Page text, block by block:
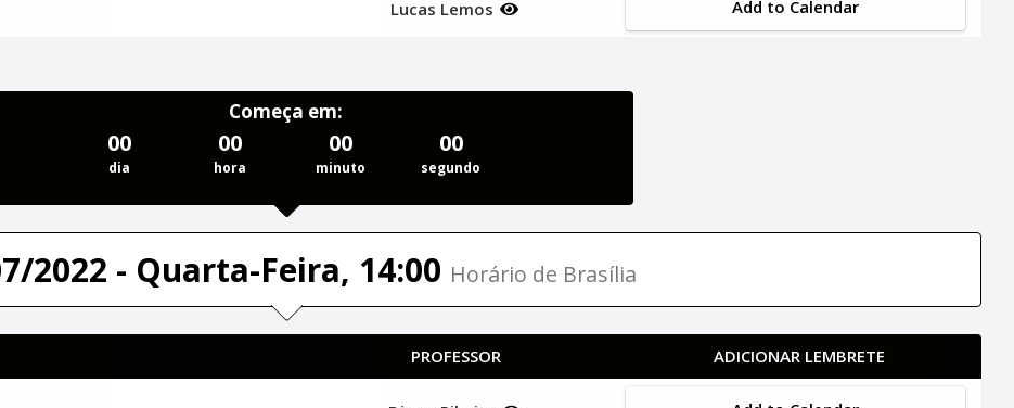
Lucas Lemos Add to Calendar
Começa em:
00
dia
00
hora
00
minuto
00
segundo
2022 - Quarta-Feira, 14:00 Horário de Brasília
PROFESSOR ADICIONAR LEMBRETE